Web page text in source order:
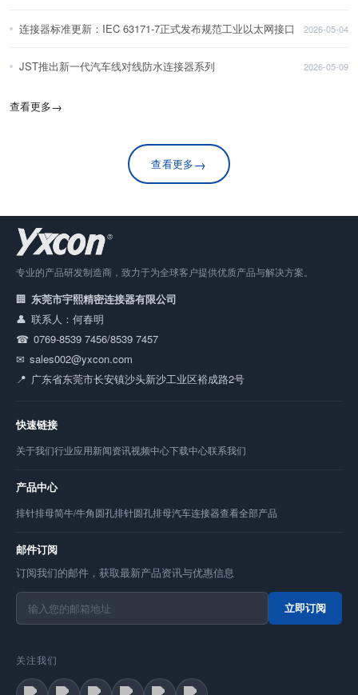
连接器标准更新：IEC 63171-7正式发布规范工业以太网接口 2026-05-04
JST推出新一代汽车线对线防水连接器系列 2026-05-09
查看更多→
查看更多→
专业的产品研发制造商，致力于为全球客户提供优质产品与解决方案。
东莞市宇熙精密连接器有限公司
联系人：何春明
0769-8539 7456/8539 7457
sales002@yxcon.com
广东省东莞市长安镇沙头新沙工业区裕成路2号
快速链接
关于我们行业应用新闻资讯视频中心下载中心联系我们
产品中心
排针排母简牛/牛角圆孔排针圆孔排母汽车连接器查看全部产品
邮件订阅
订阅我们的邮件，获取最新产品资讯与优惠信息
立即订阅
关注我们